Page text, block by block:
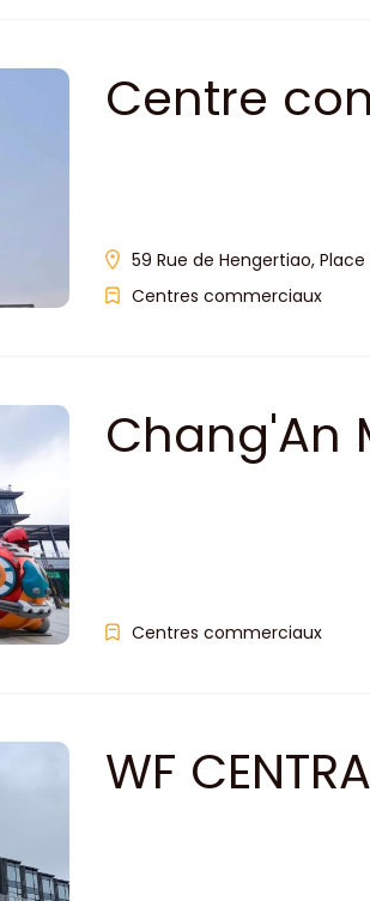
Centre
59 Rue de Hengertiao,
Centres commerciaux
Chang'An
Centres commerciaux
WF